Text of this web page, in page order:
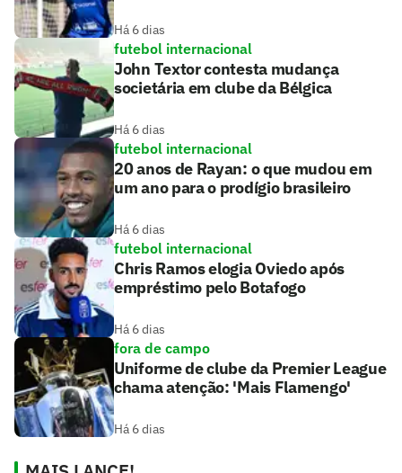
Há 6 dias
futebol internacional
John Textor contesta mudança
societária em clube da Bélgica
Há 6 dias
futebol internacional
20 anos de Rayan: o que mudou em
um ano para o prodígio brasileiro
Há 6 dias
futebol internacional
Chris Ramos elogia Oviedo após
empréstimo pelo Botafogo
Há 6 dias
fora de campo
Uniforme de clube da Premier League
chama atenção: 'Mais Flamengo'
Há 6 dias